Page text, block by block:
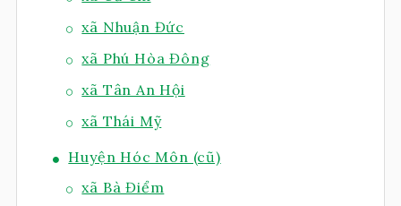
xã Nhuận Đức
xã Phú Hòa Đông
xã Tân An Hội
xã Thái Mỹ
Huyện Hóc Môn (cũ)
xã Bà Điểm